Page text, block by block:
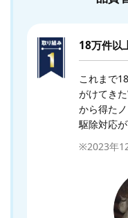
18万件以
これまで
がけてき
から得た
駆除対応が
※2023年